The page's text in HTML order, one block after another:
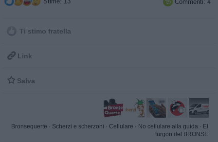
 Commenti: 4
Ti stimo fratella
 Link
 Salva
Bronsequerte · Scherzi e scherzoni · Cellulare · No cellulare alla guida · El
furgon del BRONSE